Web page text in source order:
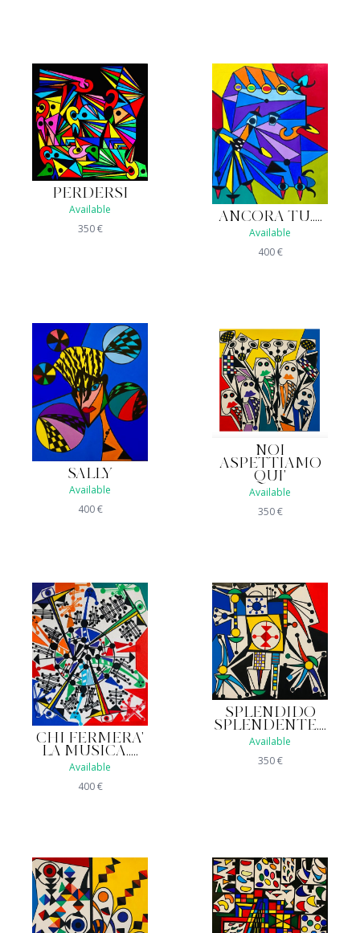
PERDERSI
Available
350€
ANCORA TU.....
Available
400€
SALLY
Available
400€
NOI
ASPETTIAMO
QUI'
Available
350€
CHI FERMERA'
LA MUSICA.....
Available
400€
SPLENDIDO
SPLENDENTE....
Available
350€